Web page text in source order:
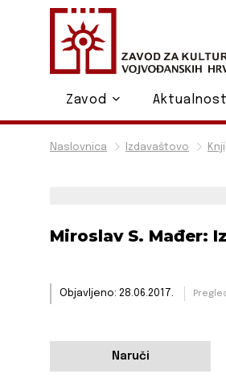
Naslovnica Izdavaštovo
Miroslav S. Mađer:
Objavljeno: 28.06.2017.
Naruči
Zavod